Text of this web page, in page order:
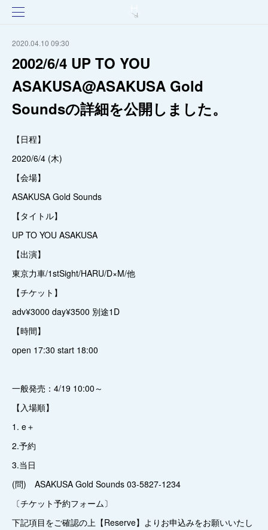
2020.04.10 09:30
2002/6/4 UP TO YOU
ASAKUSA@ASAKUSA Gold
Soundsの詳細を公開しました。
【日程】
2020/6/4 (木)
【会場】
ASAKUSA Gold Sounds
【タイトル】
UP TO YOU ASAKUSA
【出演】
東京力車/1stSight/HARU/D×M/他
【チケット】
adv¥3000 day¥3500 別途1D
【時間】
open 17:30 start 18:00
一般発売：4/19 10:00～
【入場順】
1. e＋
2.予約
3.当日
(問) ASAKUSA Gold Sounds 03-5827-1234
〔チケット予約フォーム〕
下記項目をご確認の上【Reserve】よりお申込みをお願いいたし